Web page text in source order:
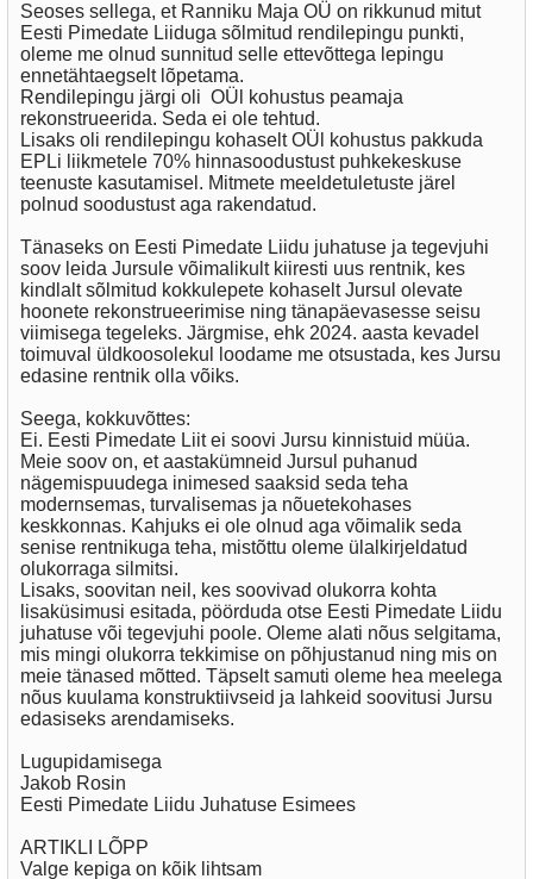
Seoses sellega, et Ranniku Maja OÜ on rikkunud mitut
Eesti Pimedate Liiduga sõlmitud rendilepingu punkti,
oleme me olnud sunnitud selle ettevõttega lepingu
ennetähtaegselt lõpetama.
Rendilepingu järgi oli OÜl kohustus peamaja
rekonstrueerida. Seda ei ole tehtud.
Lisaks oli rendilepingu kohaselt OÜl kohustus pakkuda
EPLi liikmetele 70% hinnasoodustust puhkekeskuse
teenuste kasutamisel. Mitmete meeldetuletuste järel
polnud soodustust aga rakendatud.
Tänaseks on Eesti Pimedate Liidu juhatuse ja tegevjuhi
soov leida Jursule võimalikult kiiresti uus rentnik, kes
kindlalt sõlmitud kokkulepete kohaselt Jursul olevate
hoonete rekonstrueerimise ning tänapäevasesse seisu
viimisega tegeleks. Järgmise, ehk 2024. aasta kevadel
toimuval üldkoosolekul loodame me otsustada, kes Jursu
edasine rentnik olla võiks.
Seega, kokkuvõttes:
Ei. Eesti Pimedate Liit ei soovi Jursu kinnistuid müüa.
Meie soov on, et aastakümneid Jursul puhanud
nägemispuudega inimesed saaksid seda teha
modernsemas, turvalisemas ja nõuetekohases
keskkonnas. Kahjuks ei ole olnud aga võimalik seda
senise rentnikuga teha, mistõttu oleme ülalkirjeldatud
olukorraga silmitsi.
Lisaks, soovitan neil, kes soovivad olukorra kohta
lisaküsimusi esitada, pöörduda otse Eesti Pimedate Liidu
juhatuse või tegevjuhi poole. Oleme alati nõus selgitama,
mis mingi olukorra tekkimise on põhjustanud ning mis on
meie tänased mõtted. Täpselt samuti oleme hea meelega
nõus kuulama konstruktiivseid ja lahkeid soovitusi Jursu
edasiseks arendamiseks.
Lugupidamisega
Jakob Rosin
Eesti Pimedate Liidu Juhatuse Esimees
ARTIKLI LÕPP
Valge kepiga on kõik lihtsam